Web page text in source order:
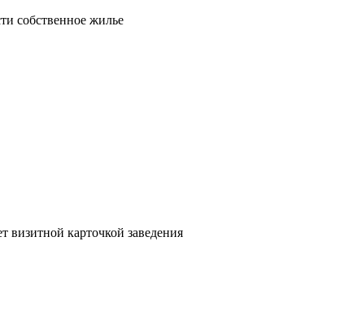
собственное жилье
визитной карточкой заведения